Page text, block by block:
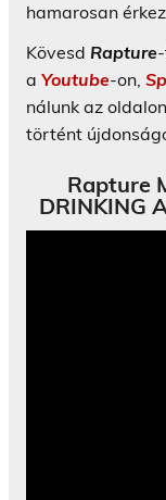
hamarosan
Kövesd Rapture
a Youtube-on,
nálunk az
történt
Rapture
DRINKING